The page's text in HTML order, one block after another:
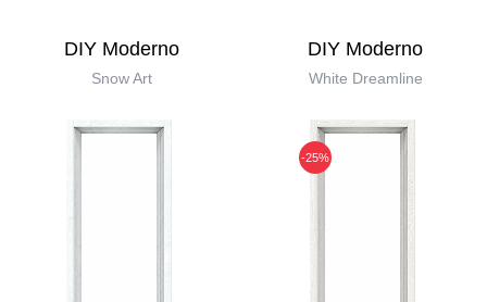
DIY Moderno
Snow Art
DIY Moderno
White Dreamline
-25%